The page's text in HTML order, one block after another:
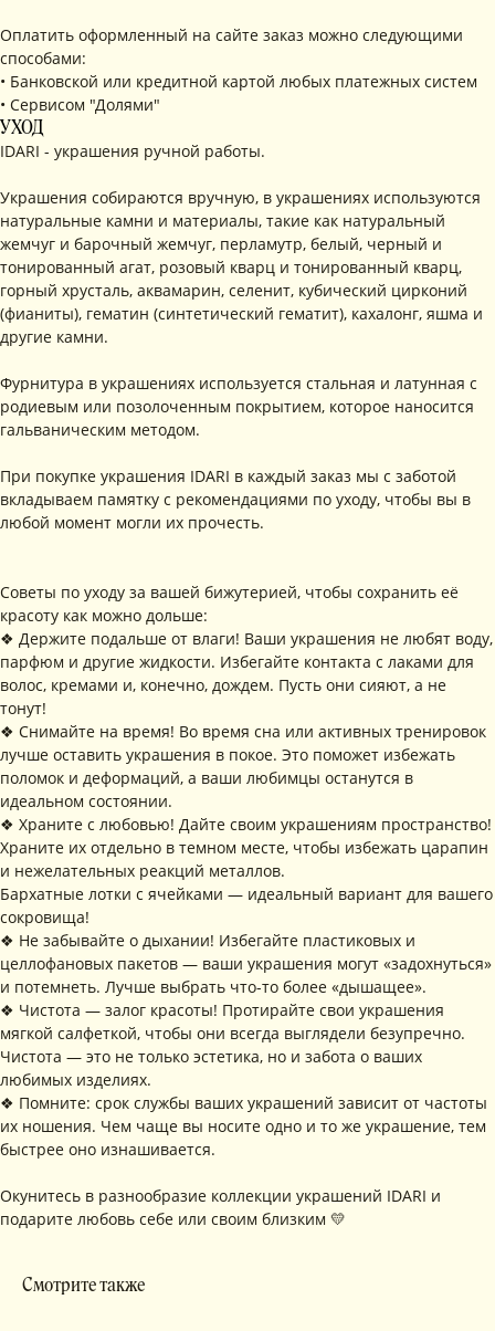
Оплатить оформленный на сайте заказ можно следующими
способами:
• Банковской или кредитной картой любых платежных систем
• Сервисом "Долями"
УХОД
IDARI - украшения ручной работы.
Украшения собираются вручную, в украшениях используются
натуральные камни и материалы, такие как натуральный
жемчуг и барочный жемчуг, перламутр, белый, черный и
тонированный агат, розовый кварц и тонированный кварц,
горный хрусталь, аквамарин, селенит, кубический цирконий
(фианиты), гематин (синтетический гематит), кахалонг, яшма и
другие камни.
Фурнитура в украшениях используется стальная и латунная с
родиевым или позолоченным покрытием, которое наносится
гальваническим методом.
При покупке украшения IDARI в каждый заказ мы с заботой
вкладываем памятку с рекомендациями по уходу, чтобы вы в
любой момент могли их прочесть.
Советы по уходу за вашей бижутерией, чтобы сохранить её
красоту как можно дольше:
❖ Держите подальше от влаги! Ваши украшения не любят воду,
парфюм и другие жидкости. Избегайте контакта с лаками для
волос, кремами и, конечно, дождем. Пусть они сияют, а не
тонут!
❖ Снимайте на время! Во время сна или активных тренировок
лучше оставить украшения в покое. Это поможет избежать
поломок и деформаций, а ваши любимцы останутся в
идеальном состоянии.
❖ Храните с любовью! Дайте своим украшениям пространство!
Храните их отдельно в темном месте, чтобы избежать царапин
и нежелательных реакций металлов.
Бархатные лотки с ячейками — идеальный вариант для вашего
сокровища!
❖ Не забывайте о дыхании! Избегайте пластиковых и
целлофановых пакетов — ваши украшения могут «задохнуться»
и потемнеть. Лучше выбрать что-то более «дышащее».
❖ Чистота — залог красоты! Протирайте свои украшения
мягкой салфеткой, чтобы они всегда выглядели безупречно.
Чистота — это не только эстетика, но и забота о ваших
любимых изделиях.
❖ Помните: срок службы ваших украшений зависит от частоты
их ношения. Чем чаще вы носите одно и то же украшение, тем
быстрее оно изнашивается.
Окунитесь в разнообразие коллекции украшений IDARI и
подарите любовь себе или своим близким 💛
Смотрите также
Сайт разработан
ПОДПИШИТЕСЬ НАРАССЫЛКУ
Я соглашаюсь с обработкой персональных данных в соответствии с
политикой конфиденциальности
Ясоглашаюсьна получение рекламной рассылки
подписаться
• Доставка и оплата
• Рекомендации
по уходу
• Упаковка
• Об IDARI
• Главная
+ 7 (916) 958-00-78
Договор публичной
оферты
Политика
ОГРН 324547600025580
ИНН 540405944704
ИП Хайруллина Сюзанна
Эдуардовна
ИНФОРМАЦИЯ
КОНТАКТЫ
коллекциях, акциях и трендах
РАЗДЕЛЫ ИНТЕРНЕТ-МАГАЗИНА